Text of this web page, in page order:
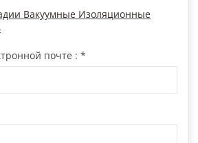
Вакуумные Изоляционные
почте : *